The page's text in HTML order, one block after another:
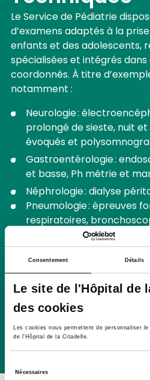
Consentement Détails
Le site de l'Hôpital de
des cookies
Les cookies nous permettent de personnaliser
de l'Hôpital de la Citadelle.
Nécessaires
Le Service de Pédiatrie
d’examens adaptés à la
enfants et des adolescents,
spécialisées et intégrés
coordonnés. À titre
notamment :
Neurologie :
prolongé de sieste, nuit
évoqués et
Gastroentérologie :
et basse, Ph métrie et
Néphrologie : dialyse
Pneumologie : épreuves
respiratoires,
tests de provocation
tests cutanés
Cardiologie :
holter de pression
cardiaque, médecine du
Hématologie : chambres à
MIBG thérapie